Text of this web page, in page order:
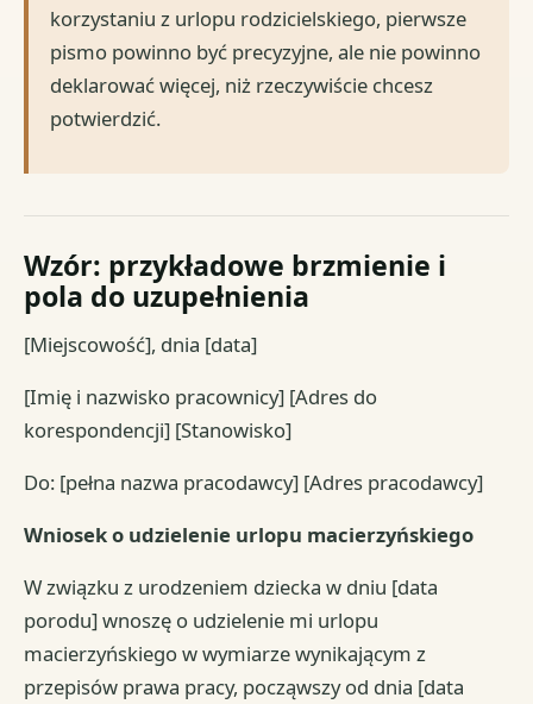
korzystaniu z urlopu rodzicielskiego, pierwsze
pismo powinno być precyzyjne, ale nie powinno
deklarować więcej, niż rzeczywiście chcesz
potwierdzić.
Wzór: przykładowe brzmienie i
pola do uzupełnienia
[Miejscowość], dnia [data]
[Imię i nazwisko pracownicy] [Adres do
korespondencji] [Stanowisko]
Do: [pełna nazwa pracodawcy] [Adres pracodawcy]
Wniosek o udzielenie urlopu macierzyńskiego
W związku z urodzeniem dziecka w dniu [data
porodu] wnoszę o udzielenie mi urlopu
macierzyńskiego w wymiarze wynikającym z
przepisów prawa pracy, począwszy od dnia [data